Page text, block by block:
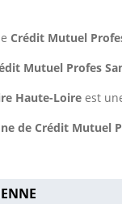
Crédit Mutuel
Mutuel Profes
Haute-Loire est
de Crédit Mutuel